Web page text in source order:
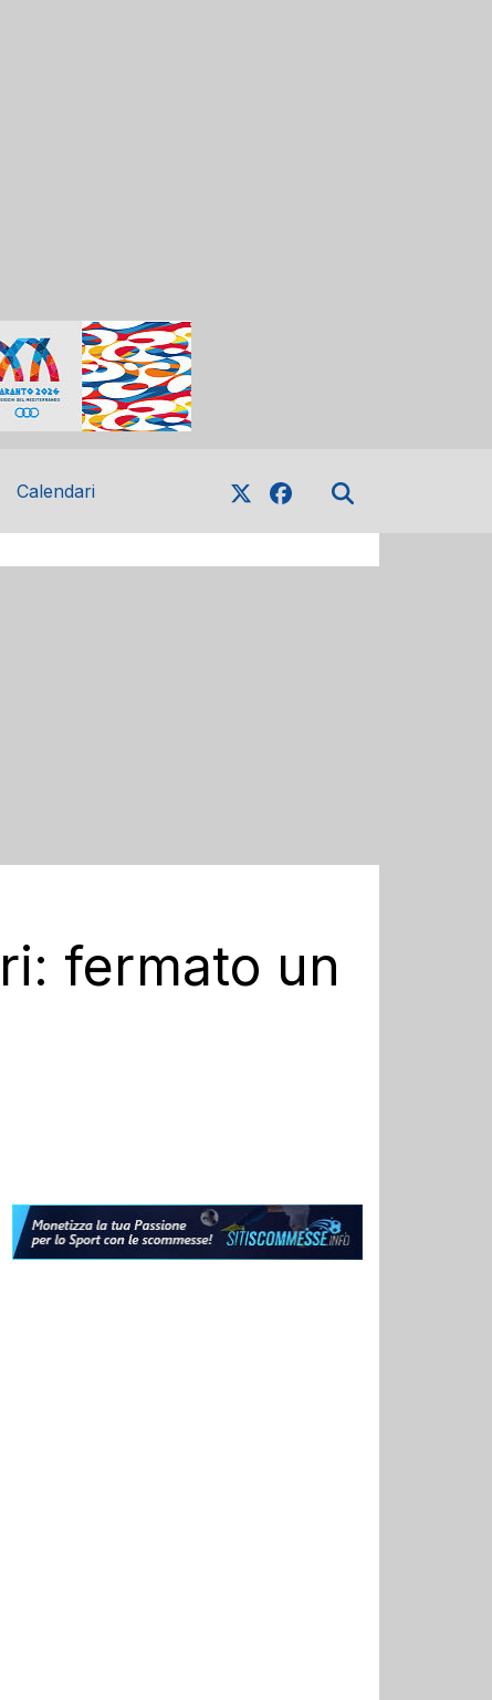
Calendari
fermato un